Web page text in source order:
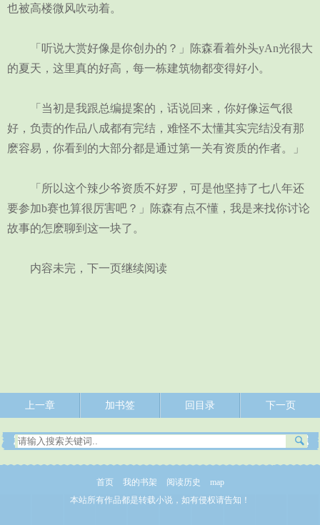
也被高楼微风吹动着。
「听说大赏好像是你创办的？」陈森看着外头yAn光很大
的夏天，这里真的好高，每一栋建筑物都变得好小。
「当初是我跟总编提案的，话说回来，你好像运气很
好，负责的作品八成都有完结，难怪不太懂其实完结没有那
麽容易，你看到的大部分都是通过第一关有资质的作者。」
「所以这个辣少爷资质不好罗，可是他坚持了七八年还
要参加b赛也算很厉害吧？」陈森有点不懂，我是来找你讨论
故事的怎麽聊到这一块了。
内容未完，下一页继续阅读
上一章 加书签 回目录 下一页
首页 我的书架 阅读历史
map
本站所有作品都是转载小说，如有侵权请告知！